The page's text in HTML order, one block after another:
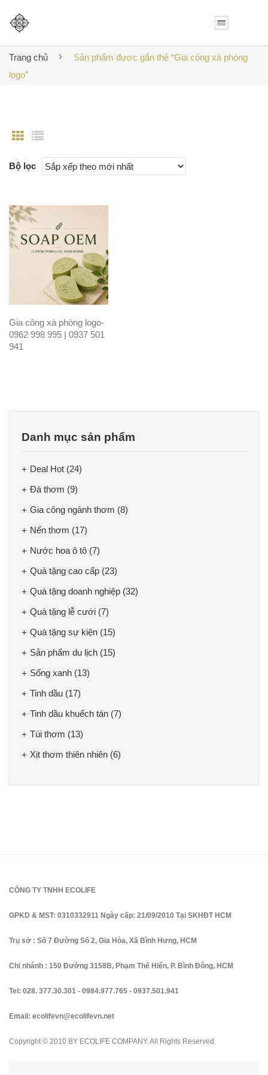
Trang chủ
Sản phẩm được gắn thẻ “Gia công xà phòng
logo”
Bộ lọc
Gia công xà phòng logo-
0962 998 995 | 0937 501
941
Danh mục sản phẩm
Deal Hot (24)
Đá thơm (9)
Gia công ngành thơm (8)
Nến thơm (17)
Nước hoa ô tô (7)
Quà tặng cao cấp (23)
Quà tặng doanh nghiệp (32)
Quà tặng lễ cưới (7)
Quà tặng sự kiện (15)
Sản phẩm du lịch (15)
Sống xanh (13)
Tinh dầu (17)
Tinh dầu khuếch tán (7)
Túi thơm (13)
Xịt thơm thiên nhiên (6)
CÔNG TY TNHH ECOLIFE
GPKD & MST: 0310332911 Ngày cấp: 21/09/2010 Tại SKHĐT HCM
Trụ sở : Số 7 Đường Số 2, Gia Hòa, Xã Bình Hưng, HCM
Chi nhánh : 150 Đường 3158B, Phạm Thế Hiển, P. Bình Đông, HCM
Tel: 028. 377.30.301 - 0984.977.765 - 0937.501.941
Email: ecolifevn@ecolifevn.net
Copyright © 2010 BY ECOLIFE COMPANY. All Rights Reserved.